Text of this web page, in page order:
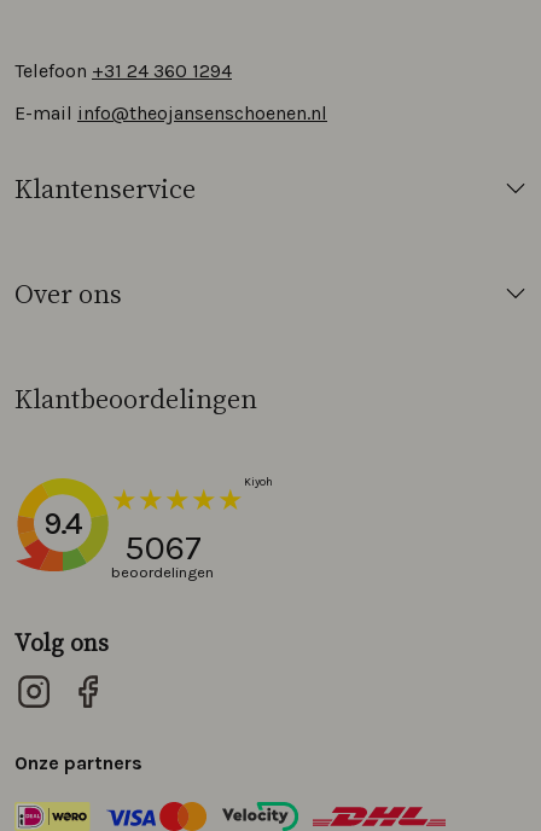
Telefoon +31 24 360 1294
E-mail info@theojansenschoenen.nl
Klantenservice
Over ons
Klantbeoordelingen
9.4
5067
beoordelingen
Volg ons
Onze partners